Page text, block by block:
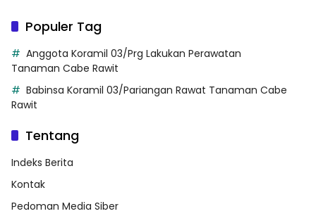
Populer Tag
Anggota Koramil 03/Prg Lakukan Perawatan
Tanaman Cabe Rawit
Babinsa Koramil 03/Pariangan Rawat Tanaman Cabe
Rawit
Tentang
Indeks Berita
Kontak
Pedoman Media Siber